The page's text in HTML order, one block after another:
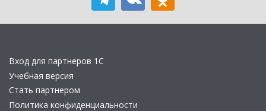
Вход для партнеров 1С
Учебная версия
Стать партнером
Политика конфиденциальности